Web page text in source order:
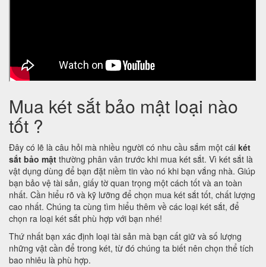
Mua két sắt bảo mật loại nào
tốt ?
Đây có lẽ là câu hỏi mà nhiều người có nhu cầu sắm một cái két
sắt bảo mật thường phân vân trước khi mua két sắt. Vì két sắt là
vật dụng dùng để bạn đặt niềm tin vào nó khi bạn vắng nhà. Giúp
bạn bảo vệ tài sản, giấy tờ quan trọng một cách tốt và an toàn
nhất. Cần hiểu rõ và kỹ lưỡng để chọn mua két sắt tốt, chất lượng
cao nhất. Chúng ta cùng tìm hiểu thêm về các loại két sắt, để
chọn ra loại két sắt phù hợp với bạn nhé!
Thứ nhất bạn xác định loại tài sản mà bạn cất giữ và số lượng
những vật cần để trong két, từ đó chúng ta biết nên chọn thể tích
bao nhiêu là phù hợp.